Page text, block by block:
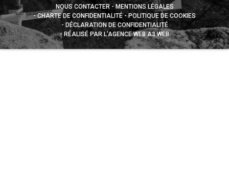
NOUS CONTACTER
MENTIONS LÉGALES
CHARTE DE CONFIDENTIALITÉ
POLITIQUE DE COOKIES
DÉCLARATION DE CONFIDENTIALITÉ
RÉALISÉ PAR L’AGENCE WEB A3 WEB